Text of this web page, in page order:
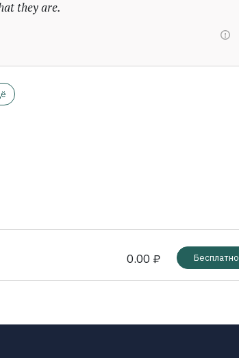
they are.
0.00 ₽ Бесплатно